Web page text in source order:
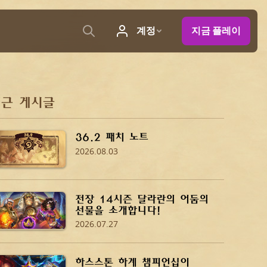
게시글
36.2 패치 노트
2026.08.03
전장 14시즌 달라란의 어둠의
선물을 소개합니다!
2026.07.27
하스스톤 하계 챔피언십이